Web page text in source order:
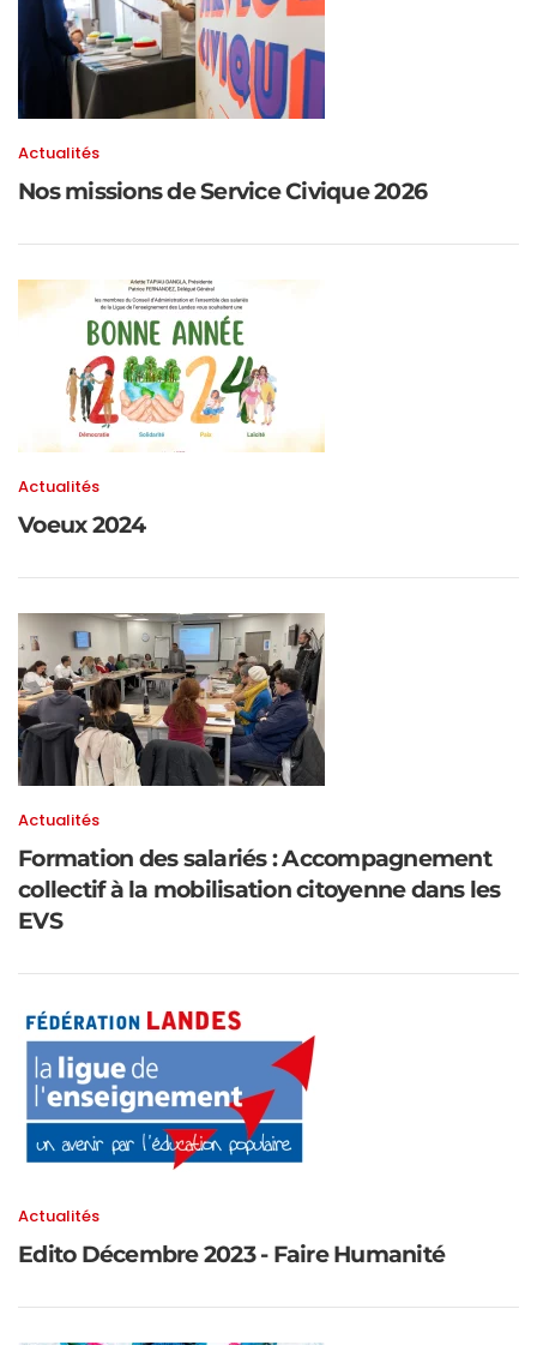
Actualités
Nos missions de Service Civique 2026
Actualités
Voeux 2024
Actualités
Formation des salariés : Accompagnement
collectif à la mobilisation citoyenne dans les
EVS
Actualités
Edito Décembre 2023 - Faire Humanité